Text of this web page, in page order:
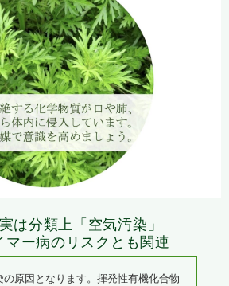
は分類上「空気汚染」
マー病のリスクとも関連
の原因となります。揮発性有機化合物